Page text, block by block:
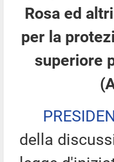
Rosa ed
per la
superiore
della